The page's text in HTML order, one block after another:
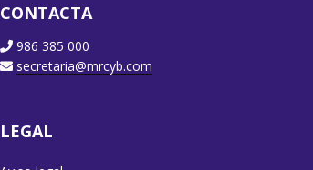
CONTACTA
986 385 000
secretaria@mrcyb.com
LEGAL